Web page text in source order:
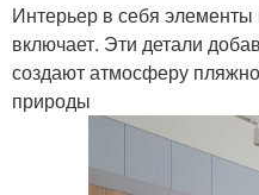
Интерьер в себя
включает. Эти детали
создают атмосферу
природы